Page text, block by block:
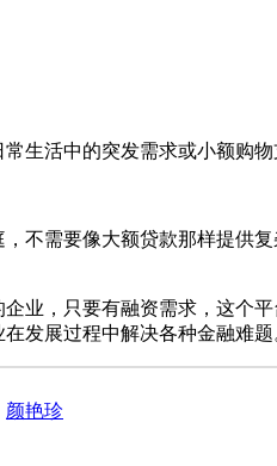
生活中的突发需求或小额购
不需要像大额贷款那样提供
业，只要有融资需求，这个
发展过程中解决各种金融难题
颜艳珍